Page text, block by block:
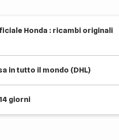
Honda : ricambi originali
in tutto il mondo (DHL)
giorni